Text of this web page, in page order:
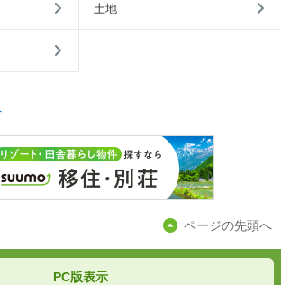
土地
ページの先頭へ
PC版表示